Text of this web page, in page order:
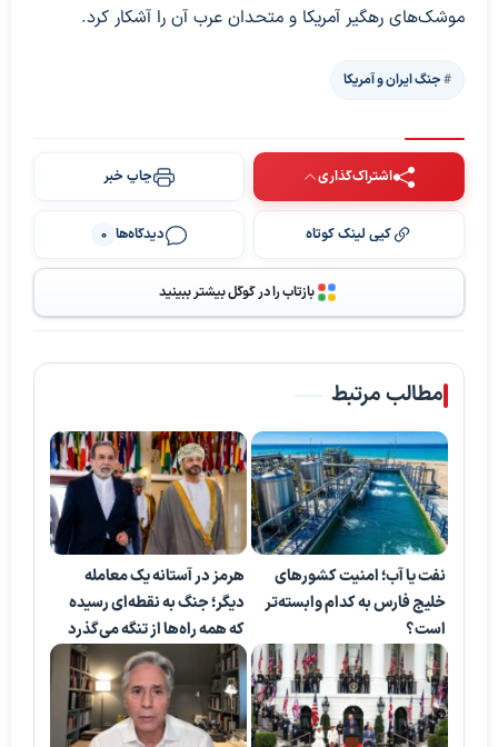
موشک‌های رهگیر آمریکا و متحدان عرب آن را آشکار کرد.
جنگ ایران و آمریکا
اشتراک‌گذاری چاپ خبر
کپی لینک کوتاه دیدگاه‌ها 0
بازتاب را در گوگل بیشتر ببینید
مطالب مرتبط
نفت یا آب؛ امنیت کشورهای
خلیج فارس به کدام وابسته‌تر
است؟
هرمز در آستانه یک معامله
دیگر؛ جنگ به نقطه‌ای رسیده
که همه راه‌ها از تنگه می‌گذرد